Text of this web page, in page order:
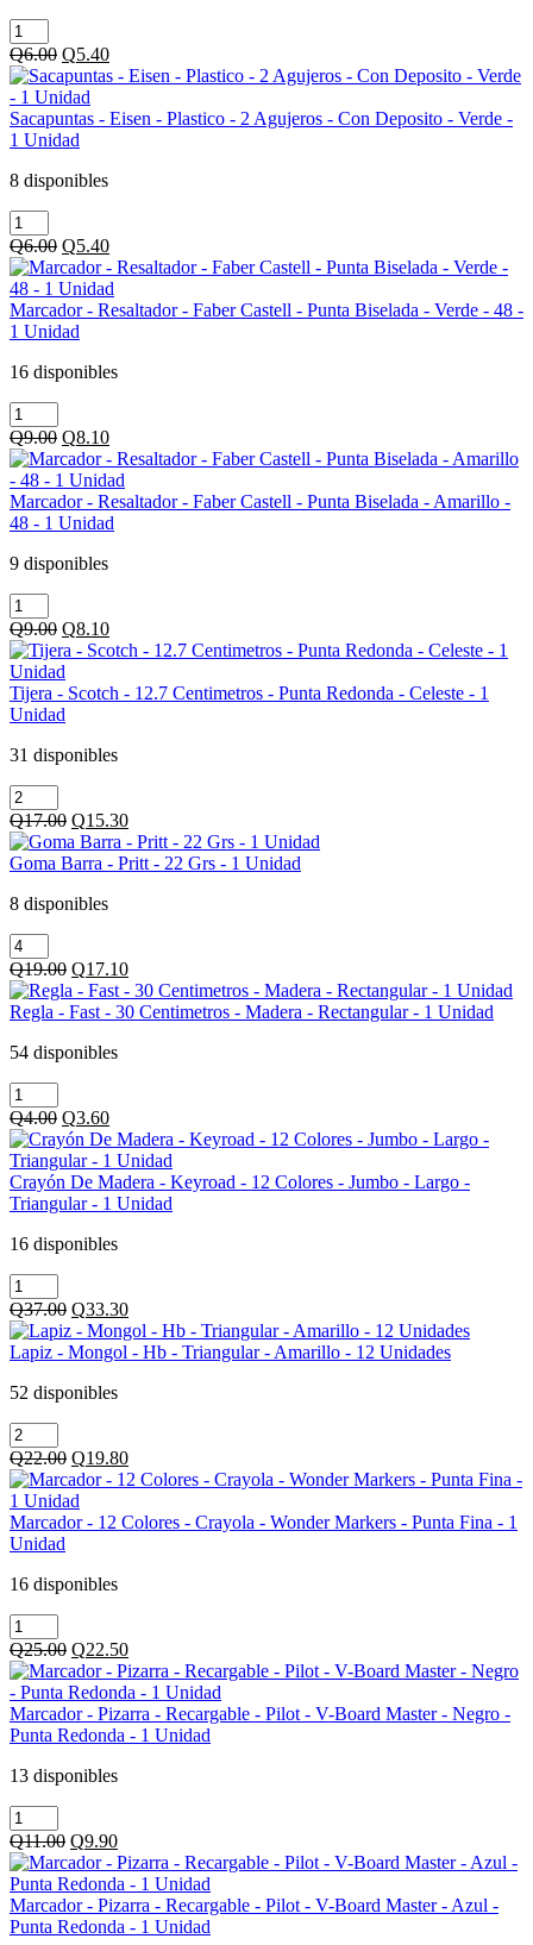
Blanco
-
Unidad
cantidad
Sacapuntas
-
Eisen
Plastico
-
Agujeros
Con
Deposito
-
Amarillo
-
1
cantidad
Q6.00 Original
price
was:
Q6.00.
Q5.40Current
price
Q5.40.
Sacapuntas - Eisen - Plastico - 2 Agujeros - Con Deposito - Verde -
1 Unidad
8 disponibles
Sacapuntas
-
Eisen
-
Plastico
-
Agujeros
Con
Deposito
-
Verde
-
1
cantidad
Q6.00 Original
price
was:
Q6.00.
Q5.40Current
price
is:
Q5.40.
Marcador - Resaltador - Faber Castell - Punta Biselada - Verde - 48 -
1 Unidad
16 disponibles
Marcador
-
Resaltador
Faber
Castell
Punta
Verde
-
48
-
1
cantidad
Q9.00 Original
price
was:
Q9.00.
Q8.10Current
price
is:
Q8.10.
Marcador - Resaltador - Faber Castell - Punta Biselada - Amarillo -
48 - 1 Unidad
9 disponibles
Marcador
-
Resaltador
-
Faber
Castell
Punta
Amarillo
-
48
1
cantidad
Q9.00 Original
price
was:
Q9.00.
Q8.10Current
price
Q8.10.
Tijera - Scotch - 12.7 Centimetros - Punta Redonda - Celeste - 1
Unidad
31 disponibles
Tijera
-
Scotch
-
Centimetros
Punta
Redonda
-
Celeste
1
cantidad
Q17.00 Original
price
was:
Q15.30Current
price
is:
Goma Barra - Pritt - 22 Grs - 1 Unidad
8 disponibles
Goma
Barra
-
Pritt
22
1
Unidad
cantidad
Q19.00 Original
price
was:
Q17.10Current
price
is:
Regla - Fast - 30 Centimetros - Madera - Rectangular - 1 Unidad
54 disponibles
Regla
-
Fast
-
30
Centimetros
Madera
Rectangular
-
1
Unidad
Q4.00 Original
price
was:
Q4.00.
Q3.60Current
price
is:
Q3.60.
Crayón De Madera - Keyroad - 12 Colores - Jumbo - Largo -
Triangular - 1 Unidad
16 disponibles
Crayón
De
Madera
-
Keyroad
-
Colores
-
Jumbo
-
Largo
-
-
Unidad
cantidad
Q37.00 Original
price
was:
Q33.30Current
price
is:
Lapiz - Mongol - Hb - Triangular - Amarillo - 12 Unidades
52 disponibles
Lapiz
-
Mongol
-
Hb
-
-
12
Unidades
cantidad
Q22.00 Original
price
was:
Q22.00.
Q19.80Current
price
Q19.80.
Marcador - 12 Colores - Crayola - Wonder Markers - Punta Fina - 1
Unidad
16 disponibles
Marcador
-
12
Colores
-
Crayola
Wonder
Punta
Fina
-
1
Unidad
Q25.00 Original
price
was:
Q25.00.
Q22.50Current
price
is:
Q22.50.
Marcador - Pizarra - Recargable - Pilot - V-Board Master - Negro -
Punta Redonda - 1 Unidad
13 disponibles
Marcador
-
Pizarra
-
Recargable
-
Q11.00 Original
price
was:
Q11.00.
Q9.90Current
price
is:
Q9.90.
Marcador - Pizarra - Recargable - Pilot - V-Board Master - Azul -
Punta Redonda - 1 Unidad